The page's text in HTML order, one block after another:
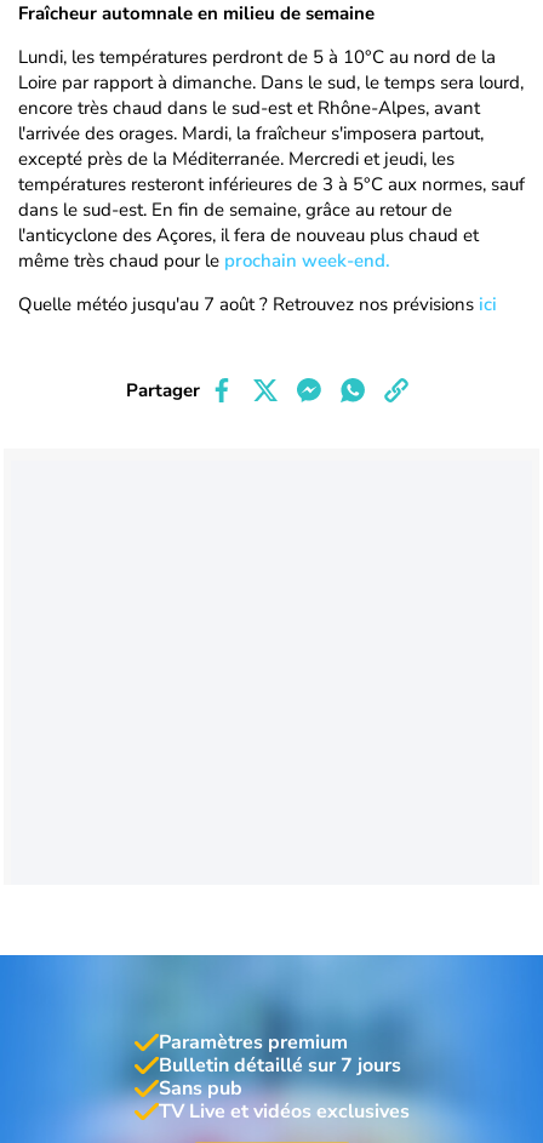
Fraîcheur automnale en milieu de semaine
Lundi, les températures perdront de 5 à 10°C au nord de la
Loire par rapport à dimanche. Dans le sud, le temps sera lourd,
encore très chaud dans le sud-est et Rhône-Alpes, avant
l'arrivée des orages. Mardi, la fraîcheur s'imposera partout,
excepté près de la Méditerranée. Mercredi et jeudi, les
températures resteront inférieures de 3 à 5°C aux normes, sauf
dans le sud-est. En fin de semaine, grâce au retour de
l'anticyclone des Açores, il fera de nouveau plus chaud et
même très chaud pour le prochain week-end.
Quelle météo jusqu'au 7 août ? Retrouvez nos prévisions ici
Partager
Paramètres premium
Bulletin détaillé sur 7 jours
Sans pub
TV Live et vidéos exclusives